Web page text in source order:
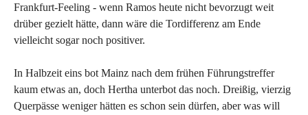
Frankfurt-Feeling - wenn Ramos heute nicht bevorzugt weit
drüber gezielt hätte, dann wäre die Tordifferenz am Ende
vielleicht sogar noch positiver.
In Halbzeit eins bot Mainz nach dem frühen Führungstreffer
kaum etwas an, doch Hertha unterbot das noch. Dreißig, vierzig
Querpässe weniger hätten es schon sein dürfen, aber was will